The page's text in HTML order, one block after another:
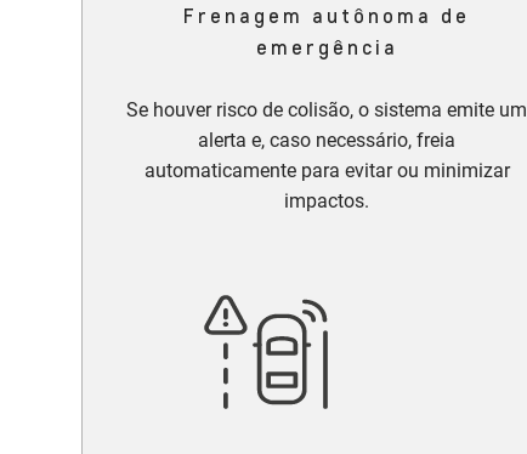
Frenagem autônoma de
emergência
Se houver risco de colisão, o sistema emite um
alerta e, caso necessário, freia
automaticamente para evitar ou minimizar
impactos.​​​